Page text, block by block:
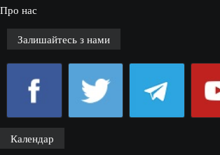
Про нас
Залишайтесь з нами
Календар